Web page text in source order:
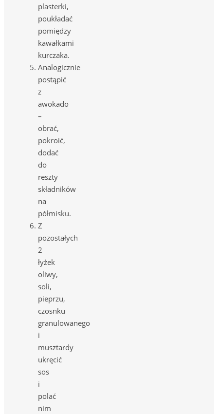
plasterki,
poukładać
pomiędzy
kawałkami
kurczaka.
Analogicznie
postąpić
z
awokado
–
obrać,
pokroić,
dodać
do
reszty
składników
na
półmisku.
Z
pozostałych
2
łyżek
oliwy,
soli,
pieprzu,
czosnku
granulowanego
i
musztardy
ukręcić
sos
i
polać
nim